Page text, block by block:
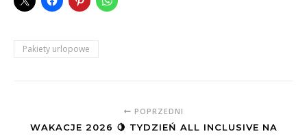
Pakiety urlopowe
POPRZEDNI
WAKACJE 2026 🍋 TYDZIEŃ ALL INCLUSIVE NA